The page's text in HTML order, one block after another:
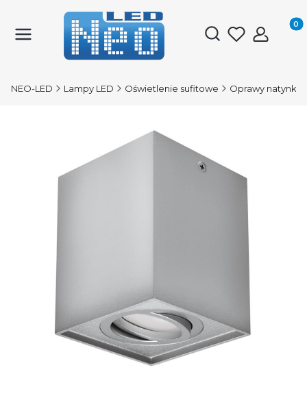
Otwórz
NEO-LED Lampy LED Oświetlenie sufitowe Oprawy